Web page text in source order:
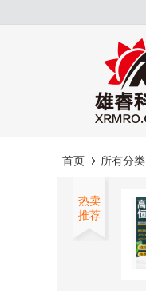
首页 所有分类
热卖
推荐